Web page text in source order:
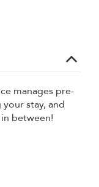
manages pre-
stay, and
between!